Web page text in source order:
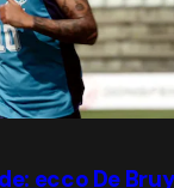
ecco De